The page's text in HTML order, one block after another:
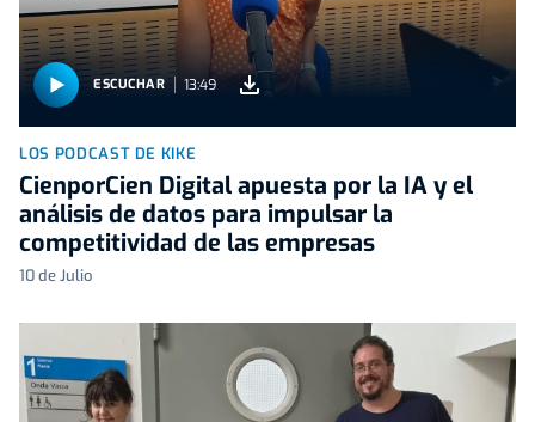
ESCUCHAR 13:49
LOS PODCAST DE KIKE
CienporCien Digital apuesta por la IA y el
análisis de datos para impulsar la
competitividad de las empresas
10 de Julio